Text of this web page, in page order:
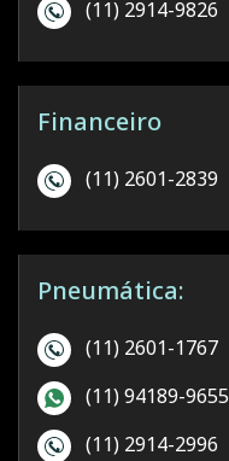
(11) 2914-9826
Financeiro
(11) 2601-2839
Pneumática:
(11) 2601-1767
(11) 94189-9655
(11) 2914-2996